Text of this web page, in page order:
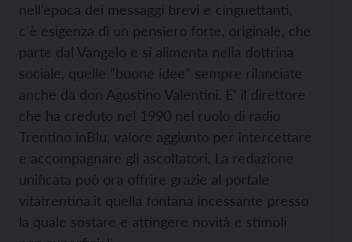
nell’epoca dei messaggi brevi e cinguettanti,
c'è esigenza di un pensiero forte, originale, che
parte dal Vangelo e si alimenta nella dottrina
sociale, quelle “buone idee” sempre rilanciate
anche da don Agostino Valentini. E' il direttore
che ha creduto nel 1990 nel ruolo di radio
Trentino inBlu, valore aggiunto per intercettare
e accompagnare gli ascoltatori. La redazione
unificata può ora offrire grazie al portale
vitatrentina.it quella fontana incessante presso
la quale sostare e attingere novità e stimoli